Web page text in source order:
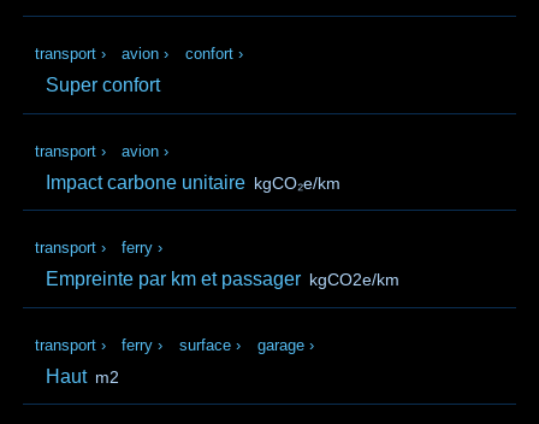
transport › avion › confort ›
Super confort
transport › avion ›
Impact carbone unitaire kgCO₂e/km
transport › ferry ›
Empreinte par km et passager kgCO2e/km
transport › ferry › surface › garage ›
Haut m2